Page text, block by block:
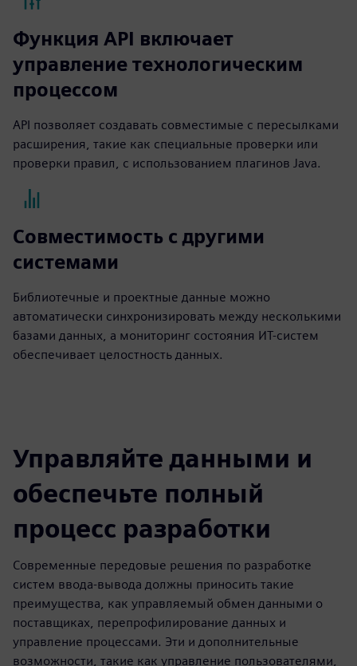
Функция API включает
управление технологическим
процессом
API позволяет создавать совместимые с пересылками
расширения, такие как специальные проверки или
проверки правил, с использованием плагинов Java.
Совместимость с другими
системами
Библиотечные и проектные данные можно
автоматически синхронизировать между несколькими
базами данных, а мониторинг состояния ИТ-систем
обеспечивает целостность данных.
Управляйте данными и
обеспечьте полный
процесс разработки
Современные передовые решения по разработке
систем ввода-вывода должны приносить такие
преимущества, как управляемый обмен данными о
поставщиках, перепрофилирование данных и
управление процессами. Эти и дополнительные
возможности, такие как управление пользователями,